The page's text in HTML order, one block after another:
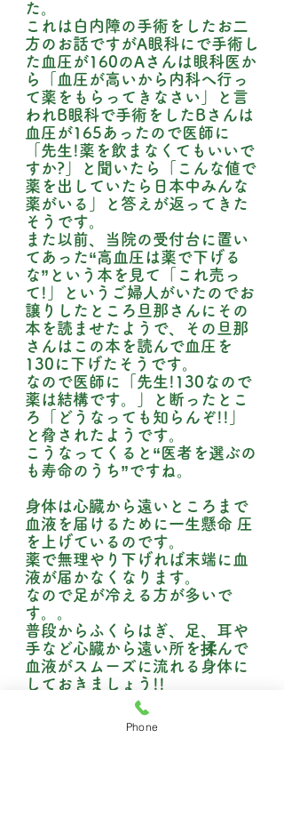
た。
これは白内障の手術をしたお二
方のお話ですがA眼科にで手術し
た血圧が160のAさんは眼科医か
ら「血圧が高いから内科へ行っ
て薬をもらってきなさい」と言
われB眼科で手術をしたBさんは
血圧が165あったので医師に
「先生!薬を飲まなくてもいいで
すか?」と聞いたら「こんな値で
薬を出していたら日本中みんな
薬がいる」と答えが返ってきた
そうです。
また以前、当院の受付台に置い
てあった“高血圧は薬で下げる
な”という本を見て「これ売っ
て!」というご婦人がいたのでお
譲りしたところ旦那さんにその
本を読ませたようで、その旦那
さんはこの本を読んで血圧を
130に下げたそうです。
なので医師に「先生!130なので
薬は結構です。」と断ったとこ
ろ「どうなっても知らんぞ!!」
と脅されたようです。
こうなってくると“医者を選ぶの
も寿命のうち”ですね。
身体は心臓から遠いところまで
血液を届けるために一生懸命 圧
を上げているのです。
薬で無理やり下げれば末端に血
液が届かなくなります。
なので足が冷える方が多いで
す。。
普段からふくらはぎ、足、耳や
手など心臓から遠い所を揉んで
血液がスムーズに流れる身体に
しておきましょう!!
Phone